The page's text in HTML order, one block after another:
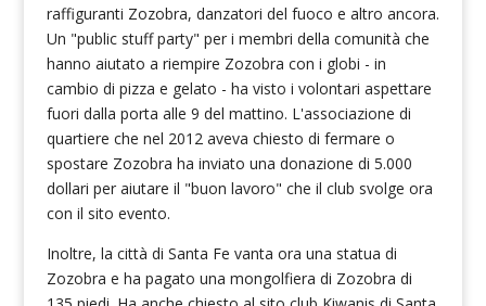
raffiguranti Zozobra, danzatori del fuoco e altro ancora.
Un "public stuff party" per i membri della comunità che
hanno aiutato a riempire Zozobra con i globi - in
cambio di pizza e gelato - ha visto i volontari aspettare
fuori dalla porta alle 9 del mattino. L'associazione di
quartiere che nel 2012 aveva chiesto di fermare o
spostare Zozobra ha inviato una donazione di 5.000
dollari per aiutare il "buon lavoro" che il club svolge ora
con il sito evento.
Inoltre, la città di Santa Fe vanta ora una statua di
Zozobra e ha pagato una mongolfiera di Zozobra di